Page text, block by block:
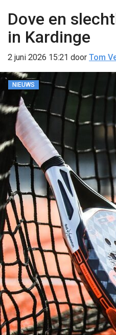
Dove en
in Kardinge
2 juni 2026 15:21 door Tom
NIEUWS